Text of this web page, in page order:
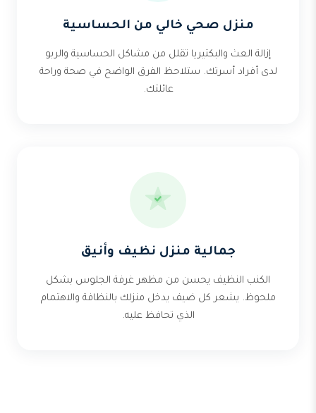
منزل صحي خالي من الحساسية
إزالة العث والبكتيريا تقلل من مشاكل الحساسية والربو
لدى أفراد أسرتك. ستلاحظ الفرق الواضح في صحة وراحة
عائلتك.
جمالية منزل نظيف وأنيق
الكنب النظيف يحسن من مظهر غرفة الجلوس بشكل
ملحوظ. يشعر كل ضيف يدخل منزلك بالنظافة والاهتمام
الذي تحافظ عليه.